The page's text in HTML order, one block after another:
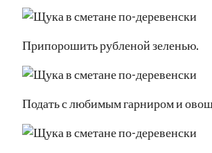
Припорошить рубленой зеленью.
Подать с любимым гарниром и